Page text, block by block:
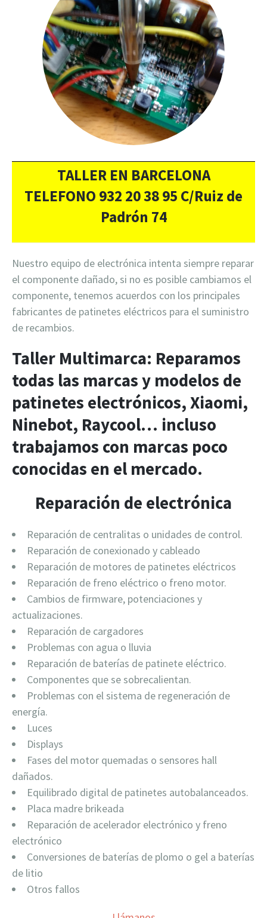
TALLER EN BARCELONA
TELEFONO 932 20 38 95 C/Ruiz de
Padrón 74
Nuestro equipo de electrónica intenta siempre reparar
el componente dañado, si no es posible cambiamos el
componente, tenemos acuerdos con los principales
fabricantes de patinetes eléctricos para el suministro
de recambios.
Taller Multimarca: Reparamos
todas las marcas y modelos de
patinetes electrónicos, Xiaomi,
Ninebot, Raycool… incluso
trabajamos con marcas poco
conocidas en el mercado.
Reparación de electrónica
Reparación de centralitas o unidades de control.
Reparación de conexionado y cableado
Reparación de motores de patinetes eléctricos
Reparación de freno eléctrico o freno motor.
Cambios de firmware, potenciaciones y
actualizaciones.
Reparación de cargadores
Problemas con agua o lluvia
Reparación de baterías de patinete eléctrico.
Componentes que se sobrecalientan.
Problemas con el sistema de regeneración de
energía.
Luces
Displays
Fases del motor quemadas o sensores hall
dañados.
Equilibrado digital de patinetes autobalanceados.
Placa madre brikeada
Reparación de acelerador electrónico y freno
electrónico
Conversiones de baterías de plomo o gel a baterías
de litio
Otros fallos